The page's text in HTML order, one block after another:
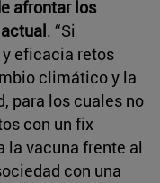
afrontar los
. “Si
eficacia retos
climático y la
para los cuales no
con un fix
vacuna frente al
con una